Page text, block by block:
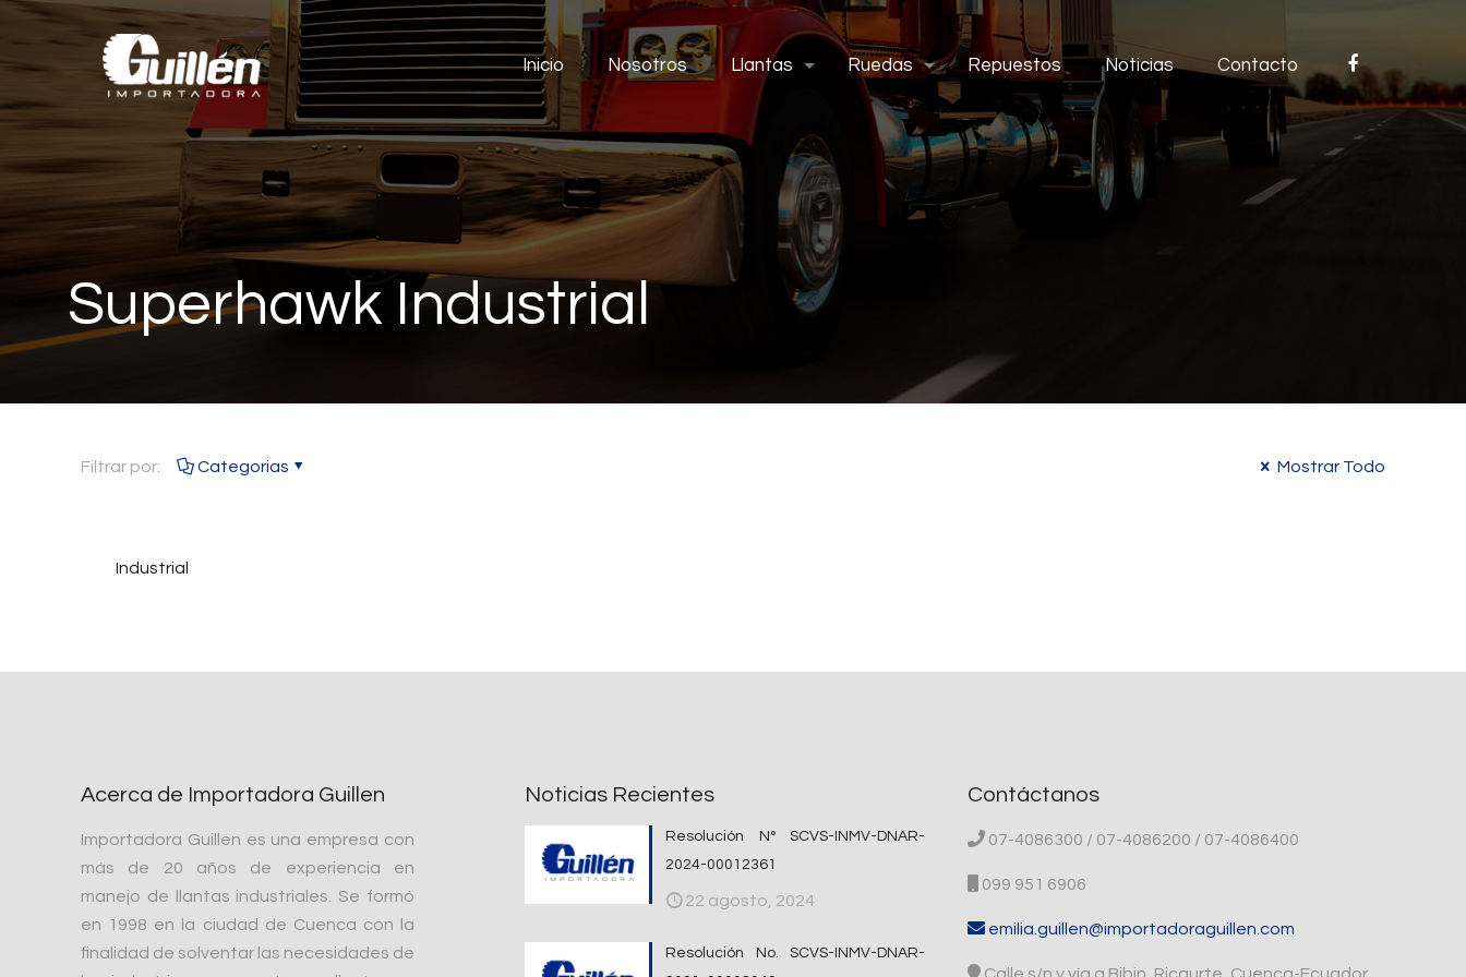
Inicio Nosotros Llantas Ruedas Repuestos Noticias Contacto facebook
Superhawk Industrial
Filtrar por: Categorias Mostrar Todo
Industrial
Acerca de Importadora Guillen
Importadora Guillen es una empresa con
más de 20 años de experiencia en
manejo de llantas industriales. Se formó
en 1998 en la ciudad de Cuenca con la
finalidad de solventar las necesidades de
Noticias Recientes
Resolución N° SCVS-INMV-DNAR-
2024-00012361
22 agosto, 2024
Resolución No. SCVS-INMV-DNAR-
Contáctanos
07-4086300 / 07-4086200 / 07-4086400
099 951 6906
emilia.guillen@importadoraguillen.com